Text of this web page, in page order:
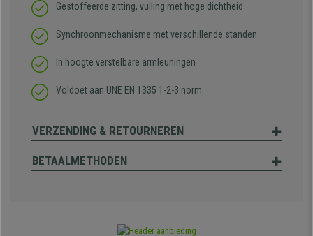
Gestoffeerde zitting, vulling met hoge dichtheid
Synchroonmechanisme met verschillende standen
In hoogte verstelbare armleuningen
Voldoet aan UNE EN 1335 1-2-3 norm
VERZENDING & RETOURNEREN
BETAALMETHODEN